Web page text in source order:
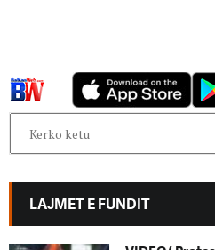
LAJMET E FUNDIT